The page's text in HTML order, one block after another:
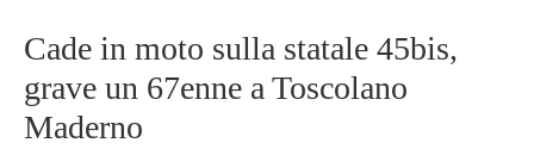
Cade in moto sulla statale 45bis,
grave un 67enne a Toscolano
Maderno